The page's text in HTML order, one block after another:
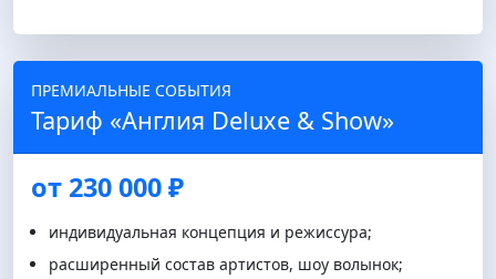
ПРЕМИАЛЬНЫЕ СОБЫТИЯ
Тариф «Англия Deluxe & Show»
от 230 000 ₽
индивидуальная концепция и режиссура;
расширенный состав артистов, шоу волынок;